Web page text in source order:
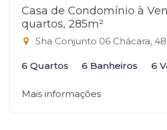
Casa de Condomínio à
quartos, 285m²
Sha Conjunto 06 Chácara, 486 - Setor
6 Quartos 6 Banheiros 6
Mais informações